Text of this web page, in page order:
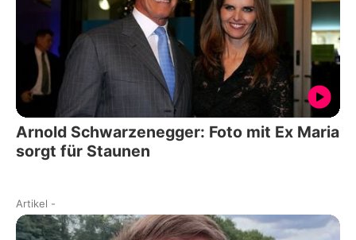
Arnold Schwarzenegger: Foto mit Ex Maria
sorgt für Staunen
Artikel -